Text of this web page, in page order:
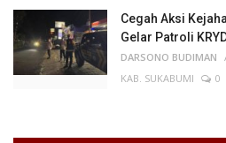
Cegah Aksi
Gelar Patroli
DARSONO BUDIMAN
KAB. SUKABUMI
0